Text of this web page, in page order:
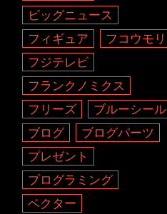
ビッグニュース
フィギュア
フコウモリ
フジテレビ
フランクノミクス
フリーズ
ブルーシール
ブログ
ブログパーツ
プレゼント
プログラミング
ベクター